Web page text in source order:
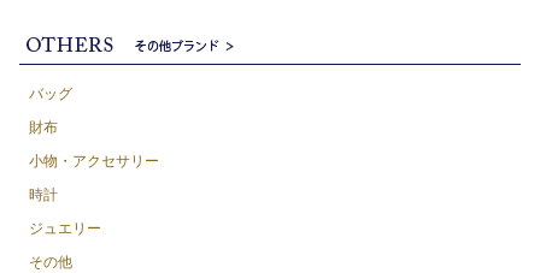
バッグ
財布
小物・アクセサリー
時計
ジュエリー
その他